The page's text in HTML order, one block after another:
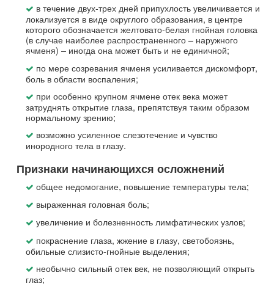
в течение двух-трех дней припухлость увеличивается и
локализуется в виде округлого образования, в центре
которого обозначается желтовато-белая гнойная головка
(в случае наиболее распространенного – наружного
ячменя) – иногда она может быть и не единичной;
по мере созревания ячменя усиливается дискомфорт,
боль в области воспаления;
при особенно крупном ячмене отек века может
затруднять открытие глаза, препятствуя таким образом
нормальному зрению;
возможно усиленное слезотечение и чувство
инородного тела в глазу.
Признаки начинающихся осложнений
общее недомогание, повышение температуры тела;
выраженная головная боль;
увеличение и болезненность лимфатических узлов;
покраснение глаза, жжение в глазу, светобоязнь,
обильные слизисто-гнойные выделения;
необычно сильный отек век, не позволяющий открыть
глаз;